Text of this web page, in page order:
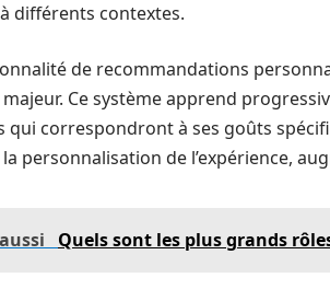
différents contextes.
de recommandations
Ce système apprend
qui correspondront à ses goûts
personnalisation de l’expérience,
Quels sont les plus grands